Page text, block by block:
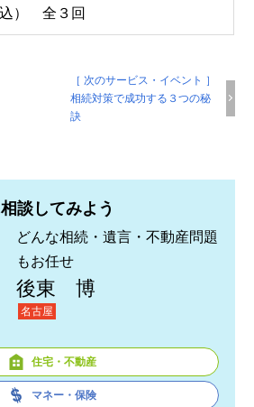
込） 全３回
［ 次のサービス・イベント ］
相続対策で成功する３つの秘
訣
談してみよう
どんな相続・遺言・不動産問題
もお任せ
後東 博
名古屋
住宅・不動産
マネー・保険